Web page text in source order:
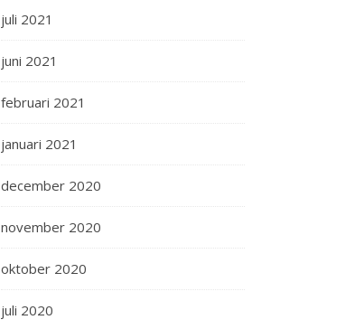
juli 2021
juni 2021
februari 2021
januari 2021
december 2020
november 2020
oktober 2020
juli 2020